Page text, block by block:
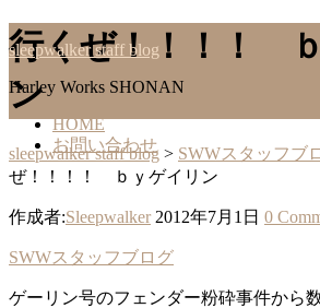
sleepwalker staff blog
Harley Works SHONAN
HOME
お問い合わせ
行くぜ！！！！
ン
sleepwalker staff blog > SWWスタッフブ
ぜ！！！！ ｂｙゲイリン
作成者:Sleepwalker 2012年7月1日 0
SWWスタッフブログ
ゲーリン号のフェンダー粉砕事件から数